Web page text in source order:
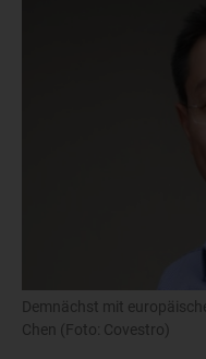
Demnächst mit
Chen (Foto: Covestro)